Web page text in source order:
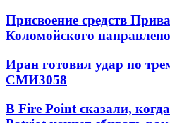
Присвоение средств
Коломойского
Иран готовил удар по
СМИ3058
В Fire Point сказали,